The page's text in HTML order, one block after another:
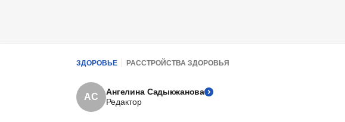
ЗДОРОВЬЕ РАССТРОЙСТВА ЗДОРОВЬЯ
АС
Ангелина Садыкжанова
Редактор